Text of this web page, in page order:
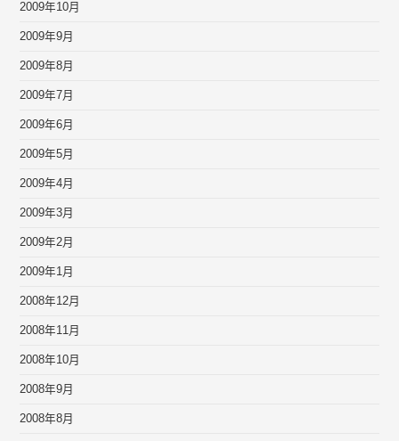
2009年10月
2009年9月
2009年8月
2009年7月
2009年6月
2009年5月
2009年4月
2009年3月
2009年2月
2009年1月
2008年12月
2008年11月
2008年10月
2008年9月
2008年8月